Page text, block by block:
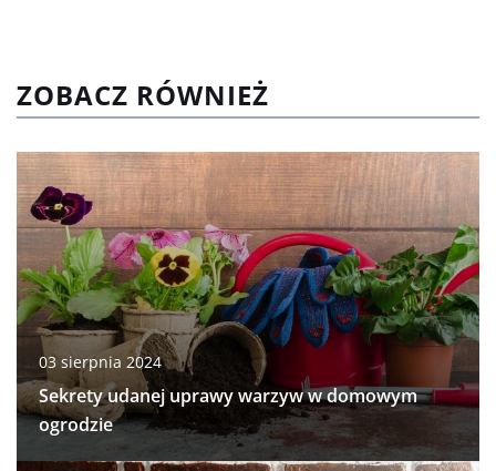
ZOBACZ RÓWNIEŻ
03 sierpnia 2024
Sekrety udanej uprawy warzyw w domowym
ogrodzie